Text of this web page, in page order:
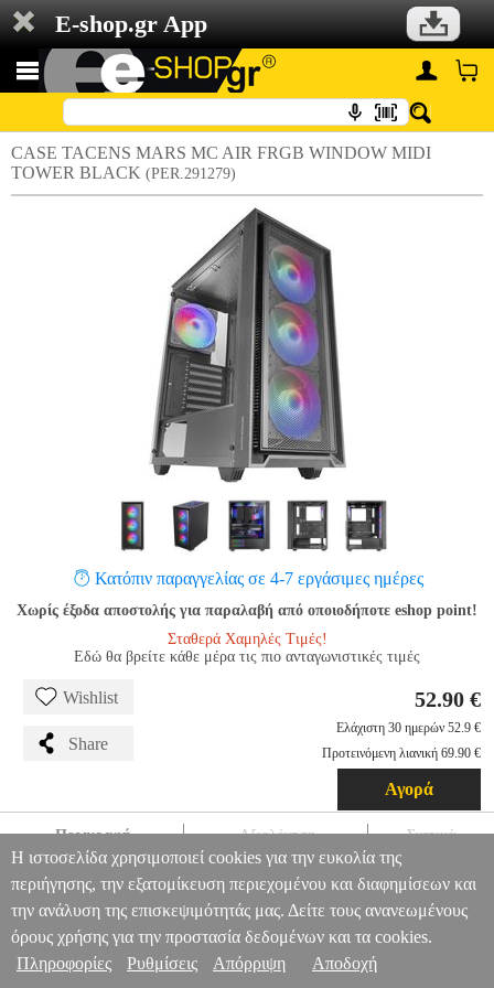
E-shop.gr App
CASE TACENS MARS MC AIR FRGB WINDOW MIDI
TOWER BLACK (PER.291279)
Κατόπιν παραγγελίας σε 4-7 εργάσιμες ημέρες
Χωρίς έξοδα αποστολής για παραλαβή από οποιοδήποτε eshop point!
Σταθερά Χαμηλές Τιμές!
Εδώ θα βρείτε κάθε μέρα τις πιο ανταγωνιστικές τιμές
Wishlist
Share
52.90 €
Ελάχιστη 30 ημερών 52.9 €
Προτεινόμενη λιανική 69.90 €
Αγορά
Περιγραφή Αξιολόγηση Σχετικά
CASE TACENS MARS MC AIR FRGB WINDOW MIDI TOWER
BLACK
PER.291279 TACENS
ΚΟΥΤΙΑ -
CASES CASE TACENS MARS MC AIR FRGB WINDOW MIDI
TOWER BLACK
52.90
Πληροφορίες & Υπηρεσίες >
Η ιστοσελίδα χρησιμοποιεί cookies για την ευκολία της
περιήγησης, την εξατομίκευση περιεχομένου και διαφημίσεων και
την ανάλυση της επισκεψιμότητάς μας. Δείτε τους ανανεωμένους
όρους χρήσης για την προστασία δεδομένων και τα cookies.
Πληροφορίες
Ρυθμίσεις Απόρριψη Αποδοχή